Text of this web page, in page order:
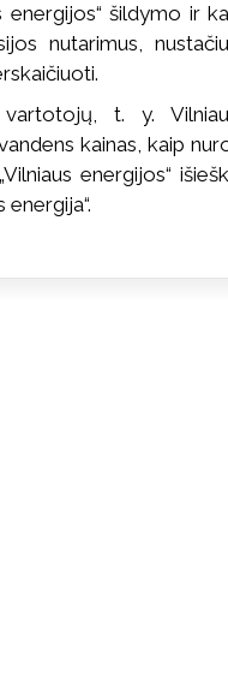
energijos“ šildymo ir
nutarimus,
vartotojų, t. y.
kainas, kaip
energijos“
energija“.